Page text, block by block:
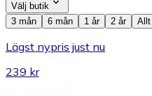
Välj butik
3 mån
6 mån 1 år 2 år Allt
Lägst nypris just nu
239 kr